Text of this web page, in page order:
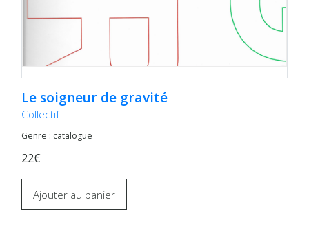
Le soigneur de gravité
Collectif
Genre : catalogue
22€
Ajouter au panier